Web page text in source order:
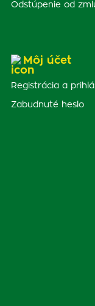
Odstúpenie od
Môj účet
Registrácia a
Zabudnuté heslo